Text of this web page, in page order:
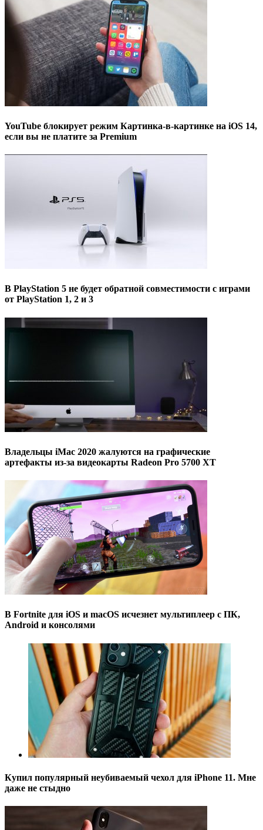
YouTube блокирует режим Картинка-в-картинке на iOS 14,
если вы не платите за Premium
В PlayStation 5 не будет обратной совместимости с играми
от PlayStation 1, 2 и 3
Владельцы iMac 2020 жалуются на графические
артефакты из-за видеокарты Radeon Pro 5700 XT
В Fortnite для iOS и macOS исчезнет мультиплеер с ПК,
Android и консолями
Купил популярный неубиваемый чехол для iPhone 11. Мне
даже не стыдно